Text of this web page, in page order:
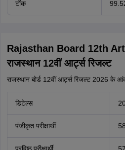
टोंक
Rajasthan Board 12th
राजस्थान 12वीं आर्ट्स रिजल्ट
राजस्थान बोर्ड 12वीं आर्ट्स रिजल्ट 2026 के
डिटेल्स
पंजीकृत परीक्षार्थी